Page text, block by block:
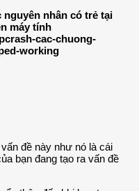
nguyên nhân có trẻ tại
máy tính
đề này như nó là cái
bạn đang tạo ra vấn đề